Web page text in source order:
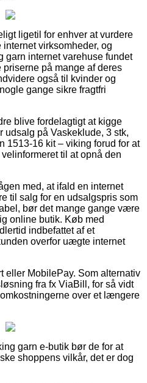
ligetil for enhver at vurdere
virksomheder, og
garn internet varehuse fundet
på mange af deres
også til kvinder og
gange sikre fragtfri
blive fordelagtigt at kigge
udsalg på Vaskeklude, 3 stk,
1513-16 kit – viking forud for at
til at opnå den
med, at ifald en internet
til salg for en udsalgspris som
bør det mange gange være
online butik. Køb med
indbefattet af et
overfor uægte internet
eller MobilePay. Som alternativ
fra fx ViaBill, for så vidt
over et længere
garn e-butik bør de for at
shoppens vilkår, det er dog